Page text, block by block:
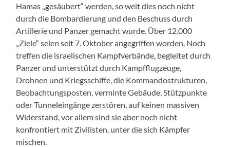
Hamas „gesäubert“ werden, so weit dies noch nicht
durch die Bombardierung und den Beschuss durch
Artillerie und Panzer gemacht wurde. Über 12.000
„Ziele“ seien seit 7. Oktober angegriffen worden. Noch
treffen die israelischen Kampfverbände, begleitet durch
Panzer und unterstützt durch Kampfflugzeuge,
Drohnen und Kriegsschiffe, die Kommandostrukturen,
Beobachtungsposten, verminte Gebäude, Stützpunkte
oder Tunneleingänge zerstören, auf keinen massiven
Widerstand, vor allem sind sie aber noch nicht
konfrontiert mit Zivilisten, unter die sich Kämpfer
mischen.